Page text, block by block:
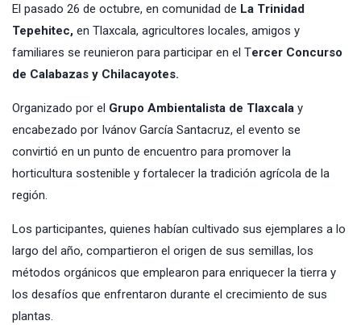
El pasado 26 de octubre, en comunidad de La Trinidad
Tepehitec, en Tlaxcala, agricultores locales, amigos y
familiares se reunieron para participar en el Tercer Concurso
de Calabazas y Chilacayotes.
Organizado por el Grupo Ambientalista de Tlaxcala y
encabezado por Ivánov García Santacruz, el evento se
convirtió en un punto de encuentro para promover la
horticultura sostenible y fortalecer la tradición agrícola de la
región.
Los participantes, quienes habían cultivado sus ejemplares a lo
largo del año, compartieron el origen de sus semillas, los
métodos orgánicos que emplearon para enriquecer la tierra y
los desafíos que enfrentaron durante el crecimiento de sus
plantas.